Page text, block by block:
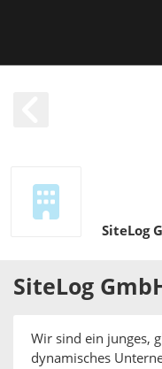
SiteLog
SiteLog
Wir sind ein junges,
dynamisches